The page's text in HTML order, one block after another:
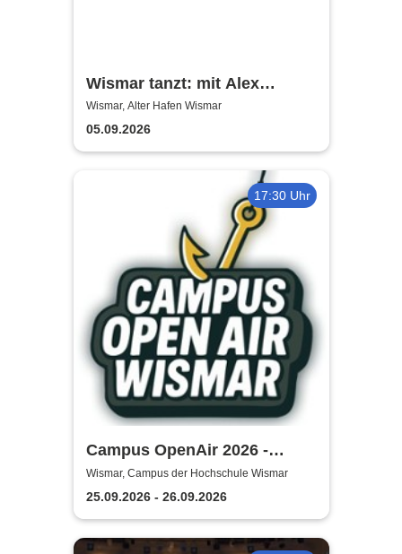
Wismar tanzt: mit Alex
Christensen & Friends
Wismar, Alter Hafen Wismar
05.09.2026
17:30 Uhr
Campus OpenAir 2026 -
Klingt nach Zukunft!
Wismar, Campus der Hochschule Wismar
25.09.2026 - 26.09.2026